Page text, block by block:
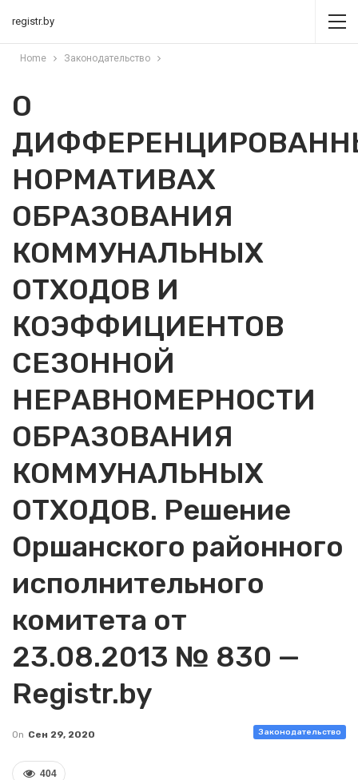
registr.by
Home Законодательство
О
НОРМАТИВАХ
ОБРАЗОВАНИЯ
КОММУНАЛЬНЫХ
ОТХОДОВ И
КОЭФФИЦИЕНТОВ
СЕЗОННОЙ
НЕРАВНОМЕРНОСТИ
ОБРАЗОВАНИЯ
КОММУНАЛЬНЫХ
ОТХОДОВ. Решение
Оршанского районного
исполнительного
комитета от
23.08.2013 № 830 —
Registr.by
Законодательство
On Сен 29, 2020
404